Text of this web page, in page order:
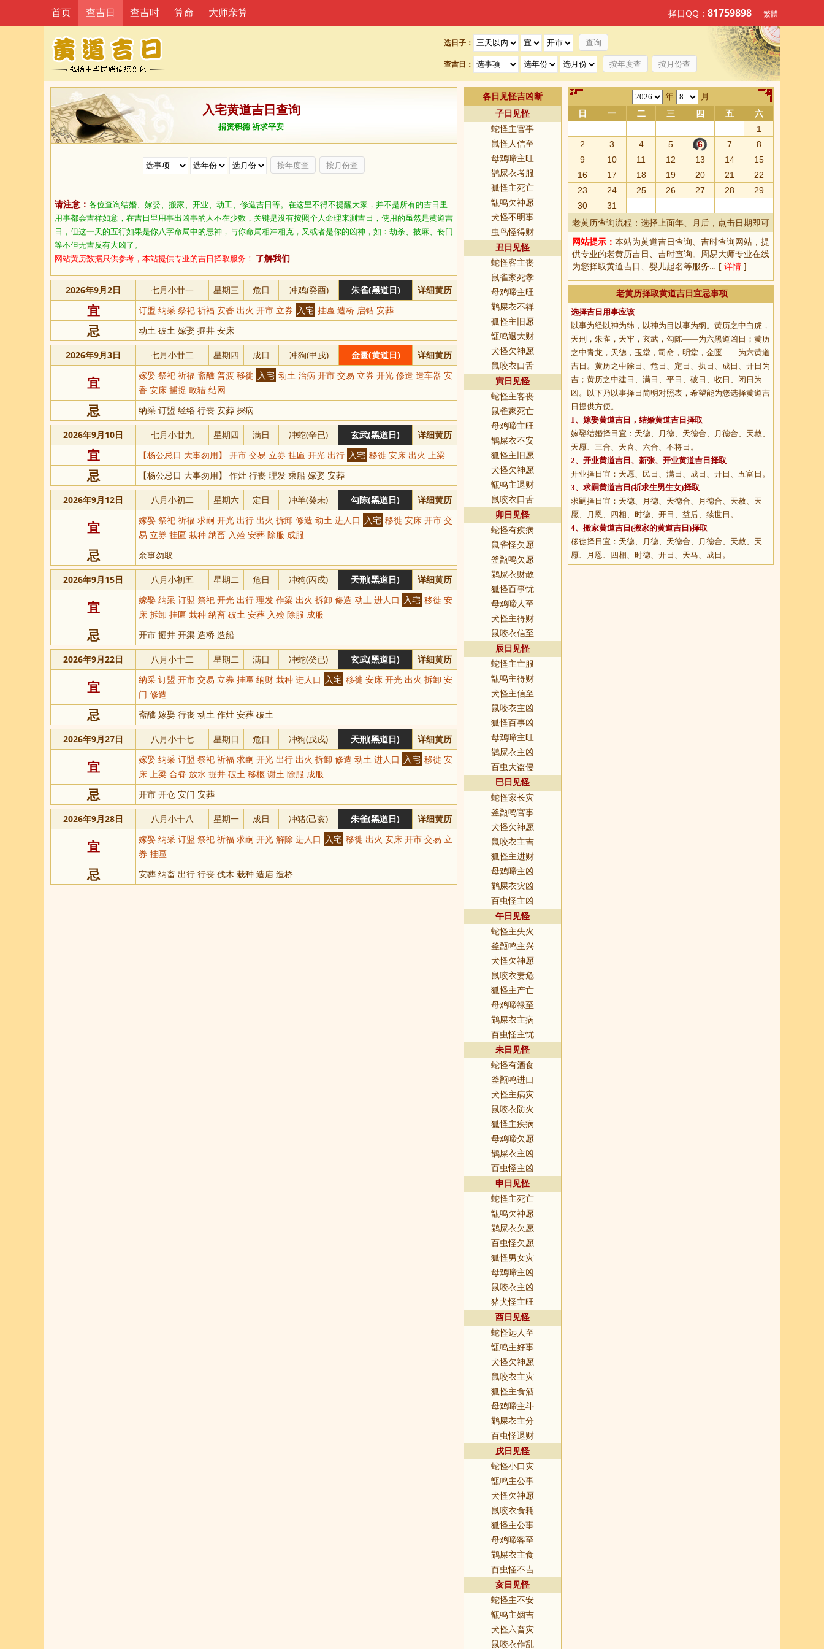
选日子：
查吉日： 按年度查 按月份查
首页 查吉日 查吉时 算命 大师亲算 择日QQ： 81759898 繁體
入宅黄道吉日查询
捐资积德 祈求平安
按年度查 按月份查
请注意： 各位查询结婚、嫁娶、搬家、开业、动工、修造吉日等。在这里不得不提醒大家，并不是所有的吉日里
用事都会吉祥如意，在吉日里用事出凶事的人不在少数，关键是没有按照个人命理来测吉日，使用的虽然是黄道吉
日，但这一天的五行如果是你八字命局中的忌神，与你命局相冲相克，又或者是你的凶神，如：劫杀、披麻、丧门
等不但无吉反有大凶了。
网站黄历数据只供参考，本站提供专业的吉日择取服务！ 了解我们
2026年9月2日 七月小廿一 星期三 危日 冲鸡(癸酉) 朱雀(黑道日) 详细黄历
宜 订盟 纳采 祭祀 祈福 安香 出火 开市 立券 入宅 挂匾 造桥 启钻 安葬
忌 动土 破土 嫁娶 掘井 安床
2026年9月3日 七月小廿二 星期四 成日 冲狗(甲戍) 金匮(黄道日) 详细黄历
宜 嫁娶 祭祀 祈福 斋醮 普渡 移徙 入宅 动土 治病 开市 交易 立券 开光 修造 造车器 安
香 安床 捕捉 畋猎 结网
忌 纳采 订盟 经络 行丧 安葬 探病
2026年9月10日 七月小廿九 星期四 满日 冲蛇(辛已) 玄武(黑道日) 详细黄历
宜 【杨公忌日 大事勿用】 开市 交易 立券 挂匾 开光 出行 入宅 移徙 安床 出火 上梁
忌 【杨公忌日 大事勿用】 作灶 行丧 理发 乘船 嫁娶 安葬
2026年9月12日 八月小初二 星期六 定日 冲羊(癸未) 勾陈(黑道日) 详细黄历
宜 嫁娶 祭祀 祈福 求嗣 开光 出行 出火 拆卸 修造 动土 进人口 入宅 移徙 安床 开市 交
易 立券 挂匾 栽种 纳畜 入殓 安葬 除服 成服
忌 余事勿取
2026年9月15日 八月小初五 星期二 危日 冲狗(丙戍) 天刑(黑道日) 详细黄历
宜 嫁娶 纳采 订盟 祭祀 开光 出行 理发 作梁 出火 拆卸 修造 动土 进人口 入宅 移徙 安
床 拆卸 挂匾 栽种 纳畜 破土 安葬 入殓 除服 成服
忌 开市 掘井 开渠 造桥 造船
2026年9月22日 八月小十二 星期二 满日 冲蛇(癸已) 玄武(黑道日) 详细黄历
宜 纳采 订盟 开市 交易 立券 挂匾 纳财 栽种 进人口 入宅 移徙 安床 开光 出火 拆卸 安
门 修造
忌 斋醮 嫁娶 行丧 动土 作灶 安葬 破土
2026年9月27日 八月小十七 星期日 危日 冲狗(戊戍) 天刑(黑道日) 详细黄历
宜 嫁娶 纳采 订盟 祭祀 祈福 求嗣 开光 出行 出火 拆卸 修造 动土 进人口 入宅 移徙 安
床 上梁 合脊 放水 掘井 破土 移柩 谢土 除服 成服
忌 开市 开仓 安门 安葬
2026年9月28日 八月小十八 星期一 成日 冲猪(己亥) 朱雀(黑道日) 详细黄历
宜 嫁娶 纳采 订盟 祭祀 祈福 求嗣 开光 解除 进人口 入宅 移徙 出火 安床 开市 交易 立
券 挂匾
忌 安葬 纳畜 出行 行丧 伐木 栽种 造庙 造桥
各日见怪吉凶断
子日见怪
蛇怪主官事
鼠怪人信至
母鸡啼主旺
鹊屎衣考服
孤怪主死亡
甑鸣欠神愿
犬怪不明事
虫鸟怪得财
丑日见怪
蛇怪客主丧
鼠雀家死孝
母鸡啼主旺
鹋屎衣不祥
孤怪主旧愿
甑鸣退大财
犬怪欠神愿
鼠咬衣口舌
寅日见怪
蛇怪主客丧
鼠雀家死亡
母鸡啼主旺
鹊屎衣不安
狐怪主旧愿
犬怪欠神愿
甑鸣主退财
鼠咬衣口舌
卯日见怪
蛇怪有疾病
鼠雀怪欠愿
釜甑鸣欠愿
鹋屎衣财散
狐怪百事忧
母鸡啼人至
犬怪主得财
鼠咬衣信至
辰日见怪
蛇怪主亡服
甑鸣主得财
犬怪主信至
鼠咬衣主凶
狐怪百事凶
母鸡啼主旺
鹊屎衣主凶
百虫大盗侵
巳日见怪
蛇怪家长灾
釜甑鸣官事
犬怪欠神愿
鼠咬衣主吉
狐怪主进财
母鸡啼主凶
鹋屎衣灾凶
百虫怪主凶
午日见怪
蛇怪主失火
釜甑鸣主兴
犬怪欠神愿
鼠咬衣妻危
狐怪主产亡
母鸡啼禄至
鹋屎衣主病
百虫怪主忧
未日见怪
蛇怪有酒食
釜甑鸣进口
犬怪主病灾
鼠咬衣防火
狐怪主疾病
母鸡啼欠愿
鹊屎衣主凶
百虫怪主凶
申日见怪
蛇怪主死亡
甑鸣欠神愿
鹋屎衣欠愿
百虫怪欠愿
狐怪男女灾
母鸡啼主凶
鼠咬衣主凶
猪犬怪主旺
酉日见怪
蛇怪远人至
甑鸣主好事
犬怪欠神愿
鼠咬衣主灾
狐怪主食酒
母鸡啼主斗
鹋屎衣主分
百虫怪退财
戌日见怪
蛇怪小口灾
甑鸣主公事
犬怪欠神愿
鼠咬衣食耗
狐怪主公事
母鸡啼客至
鹋屎衣主食
百虫怪不吉
亥日见怪
蛇怪主不安
甑鸣主姻吉
犬怪六畜灾
鼠咬衣作乱
年 月
日 一 二 三 四 五
六
1
2
3 4 5 6 7
8
9
10 11 12 13 14
15
16
17 18 19 20 21
22
23
24 25 26 27 28
29
30
31
老黄历查询流程：选择上面年、月后，点击日期即可
网站提示： 本站为黄道吉日查询、 吉时查询网站，提
供专业的老黄历吉日、吉时查询。周易大师专业在线
为您择取黄道吉日、婴儿起名等服务… [ 详情 ]
老黄历择取黄道吉日宜忌事项
选择吉日用事应该
以事为经以神为纬，以神为目以事为纲。黄历之中白虎，
天刑，朱雀，天牢，玄武，勾陈——为六黑道凶日；黄历
之中青龙，天德，玉堂，司命，明堂，金匮——为六黄道
吉日。黄历之中除日、危日、定日、执日、成日、开日为
吉；黄历之中建日、满日、平日、破日、收日、闭日为
凶。以下乃以事择日简明对照表，希望能为您选择黄道吉
日提供方便。
1、 嫁娶黄道吉日 ，结婚黄道吉日择取
嫁娶结婚择日宜：天德、月德、天德合、月德合、天赦、
天愿、三合、天喜、六合、不将日。
2、 开业黄道吉日 、新张、开业黄道吉日择取
开业择日宜：天愿、民日、满日、成日、开日、五富日。
3、 求嗣黄道吉日 (祈求生男生女)择取
求嗣择日宜：天德、月德、天德合、月德合、天赦、天
愿、月恩、四相、时德、开日、益后、续世日。
4、 搬家黄道吉日 (搬家的黄道吉日)择取
移徙择日宜：天德、月德、天德合、月德合、天赦、天
愿、月恩、四相、时德、开日、天马、成日。